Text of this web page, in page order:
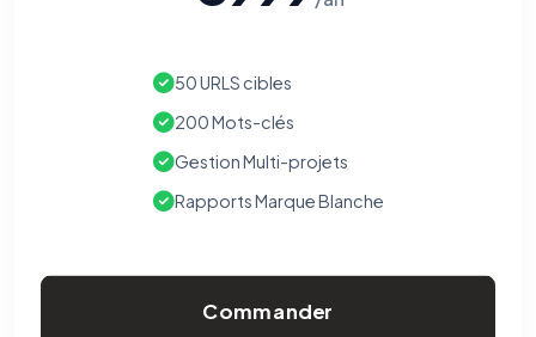
50 URLS cibles
200 Mots-clés
Gestion Multi-projets
Rapports Marque Blanche
Commander